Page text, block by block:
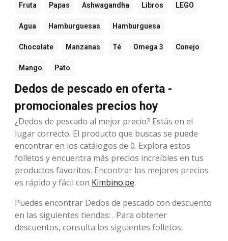
Fruta Papas Ashwagandha Libros LEGO
Agua Hamburguesas Hamburguesa
Chocolate Manzanas Té Omega 3 Conejo
Mango Pato
Dedos de pescado en oferta -
promocionales precios hoy
¿Dedos de pescado al mejor precio? Estás en el
lugar correcto. El producto que buscas se puede
encontrar en los catálogos de 0. Explora estos
folletos y encuentra más precios increíbles en tus
productos favoritos. Encontrar los mejores precios
es rápido y fácil con Kimbino.pe.
Puedes encontrar Dedos de pescado con descuento
en las siguientes tiendas: . Para obtener
descuentos, consulta los siguientes folletos: